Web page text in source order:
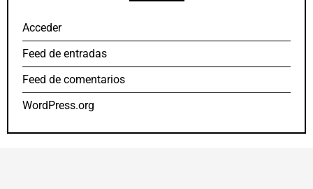
Acceder
Feed de entradas
Feed de comentarios
WordPress.org